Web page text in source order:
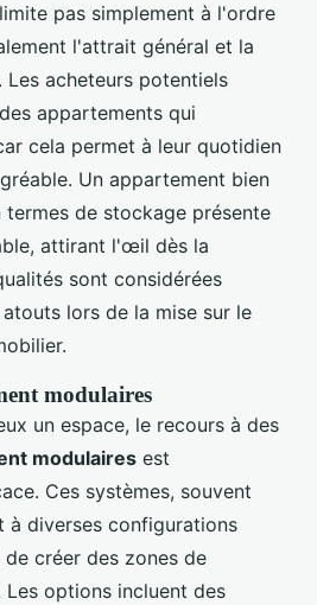
pas simplement à l'ordre
l'attrait général et la
acheteurs potentiels
appartements qui
cela permet à leur quotidien
Un appartement bien
termes de stockage présente
attirant l'œil dès la
sont considérées
lors de la mise sur le
modulaires
un espace, le recours à des
modulaires est
Ces systèmes, souvent
à diverses configurations
créer des zones de
Les options incluent des